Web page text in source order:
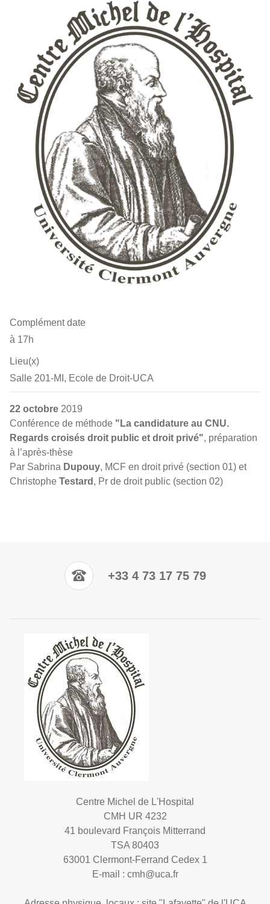
Complément date
à 17h
Lieu(x)
Salle 201-MI, Ecole de Droit-UCA
22 octobre 2019
Conférence de méthode "La candidature au CNU.
Regards croisés droit public et droit privé", préparation
à l’après-thèse
Par Sabrina Dupouy, MCF en droit privé (section 01) et
Christophe Testard , Pr de droit public (section 02)
+33 4 73 17 75 79
Centre Michel de L'Hospital
CMH UR 4232
41 boulevard François Mitterrand
TSA 80403
63001 Clermont-Ferrand Cedex 1
E-mail : cmh@uca.fr